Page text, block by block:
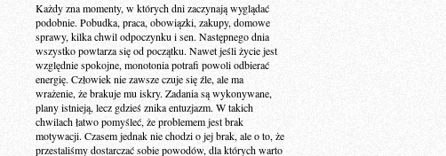
Każdy zna momenty, w których dni zaczynają wyglądać
podobnie. Pobudka, praca, obowiązki, zakupy, domowe
sprawy, kilka chwil odpoczynku i sen. Następnego dnia
wszystko powtarza się od początku. Nawet jeśli życie jest
względnie spokojne, monotonia potrafi powoli odbierać
energię. Człowiek nie zawsze czuje się źle, ale ma
wrażenie, że brakuje mu iskry. Zadania są wykonywane,
plany istnieją, lecz gdzieś znika entuzjazm. W takich
chwilach łatwo pomyśleć, że problemem jest brak
motywacji. Czasem jednak nie chodzi o jej brak, ale o to, że
przestaliśmy dostarczać sobie powodów, dla których warto